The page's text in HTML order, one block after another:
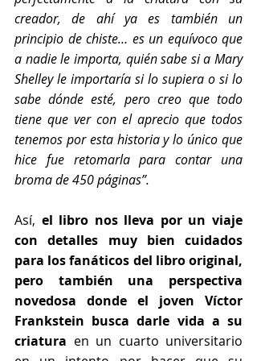
creador, de ahí ya es también un
principio de chiste… es un equívoco que
a nadie le importa, quién sabe si a Mary
Shelley le importaría si lo supiera o si lo
sabe dónde esté, pero creo que todo
tiene que ver con el aprecio que todos
tenemos por esta historia y lo único que
hice fue retomarla para contar una
broma de 450 páginas”.
Así, el libro nos lleva por un viaje
con detalles muy bien cuidados
para los fanáticos del libro original,
pero también una perspectiva
novedosa donde el joven Víctor
Frankstein busca darle vida a su
criatura en un cuarto universitario